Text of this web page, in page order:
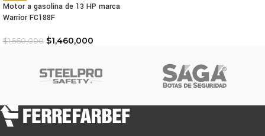
Motor a gasolina de 13 HP marca
Warrior FC188F
$1,560,000 $1,460,000